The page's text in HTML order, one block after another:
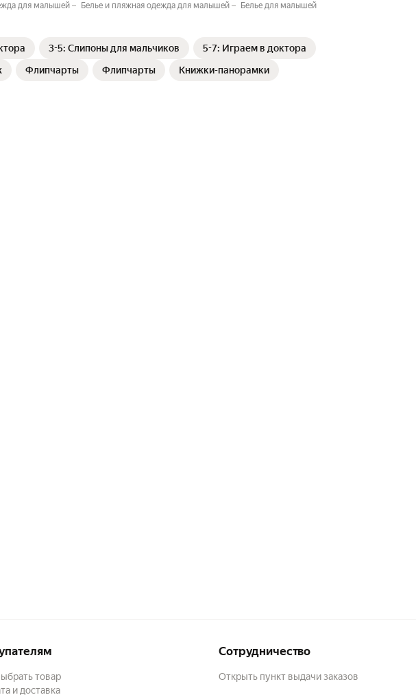
для малышей Белье и пляжная одежда для малышей Белье для малышей
3-5: Слипоны для мальчиков
5-7: Играем в доктора
Флипчарты Флипчарты
Книжки-панорамки
товар
и доставка
Сотрудничество
Открыть пункт выдачи заказов